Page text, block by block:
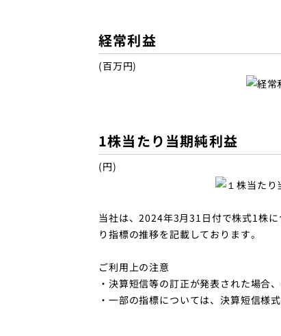
経常利益
(百万円)
1株当たり当期純利益
(円)
当社は、2024年3月31日付で株式1株
り指標の推移を記載しております。
ご利用上の注意
・決算短信等の訂正が発表された場合
・一部の指標については、決算短信様